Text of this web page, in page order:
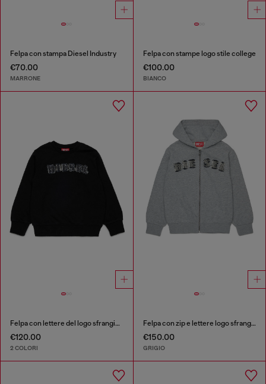
Felpa con stampa Diesel Industry
€70.00
MARRONE
Felpa con stampe logo stile college
€100.00
BIANCO
Felpa con lettere del logo sfrangiate
€120.00
2 COLORI
Felpa con zip e lettere logo sfrangiate
€150.00
GRIGIO